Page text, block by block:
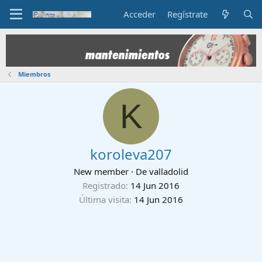
Acceder Regístrate
Miembros
K
koroleva207
New member · De valladolid
Registrado 14 Jun 2016
Última visita 14 Jun 2016